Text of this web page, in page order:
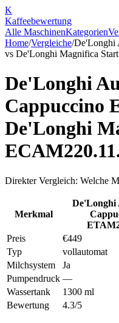
K
Kaffeebewertung
Alle MaschinenKategorien
Home/Vergleiche/De'Longhi
vs De'Longhi Magnifica
De'Longhi
Cappuccino
De'Longhi
Direkter Vergleich: Welche
Merkmal
De'Longhi
Preis
€449
Typ
vollautomat
Milchsystem
Ja
Pumpendruck —
Wassertank
1300 ml
Bewertung
4.3/5